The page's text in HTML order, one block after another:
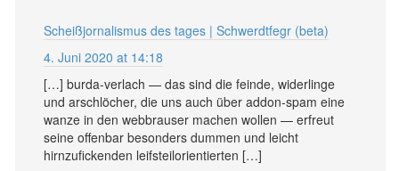
Scheißjornalismus des tages | Schwerdtfegr (beta)
4. Juni 2020 at 14:18
[…] burda-verlach — das sind die feinde, widerlinge
und arschlöcher, die uns auch über addon-spam eine
wanze in den webbrauser machen wollen — erfreut
seine offenbar besonders dummen und leicht
hirnzufickenden leifsteilorientierten […]